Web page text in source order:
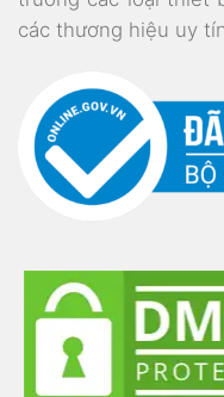
các thương hiệu uy